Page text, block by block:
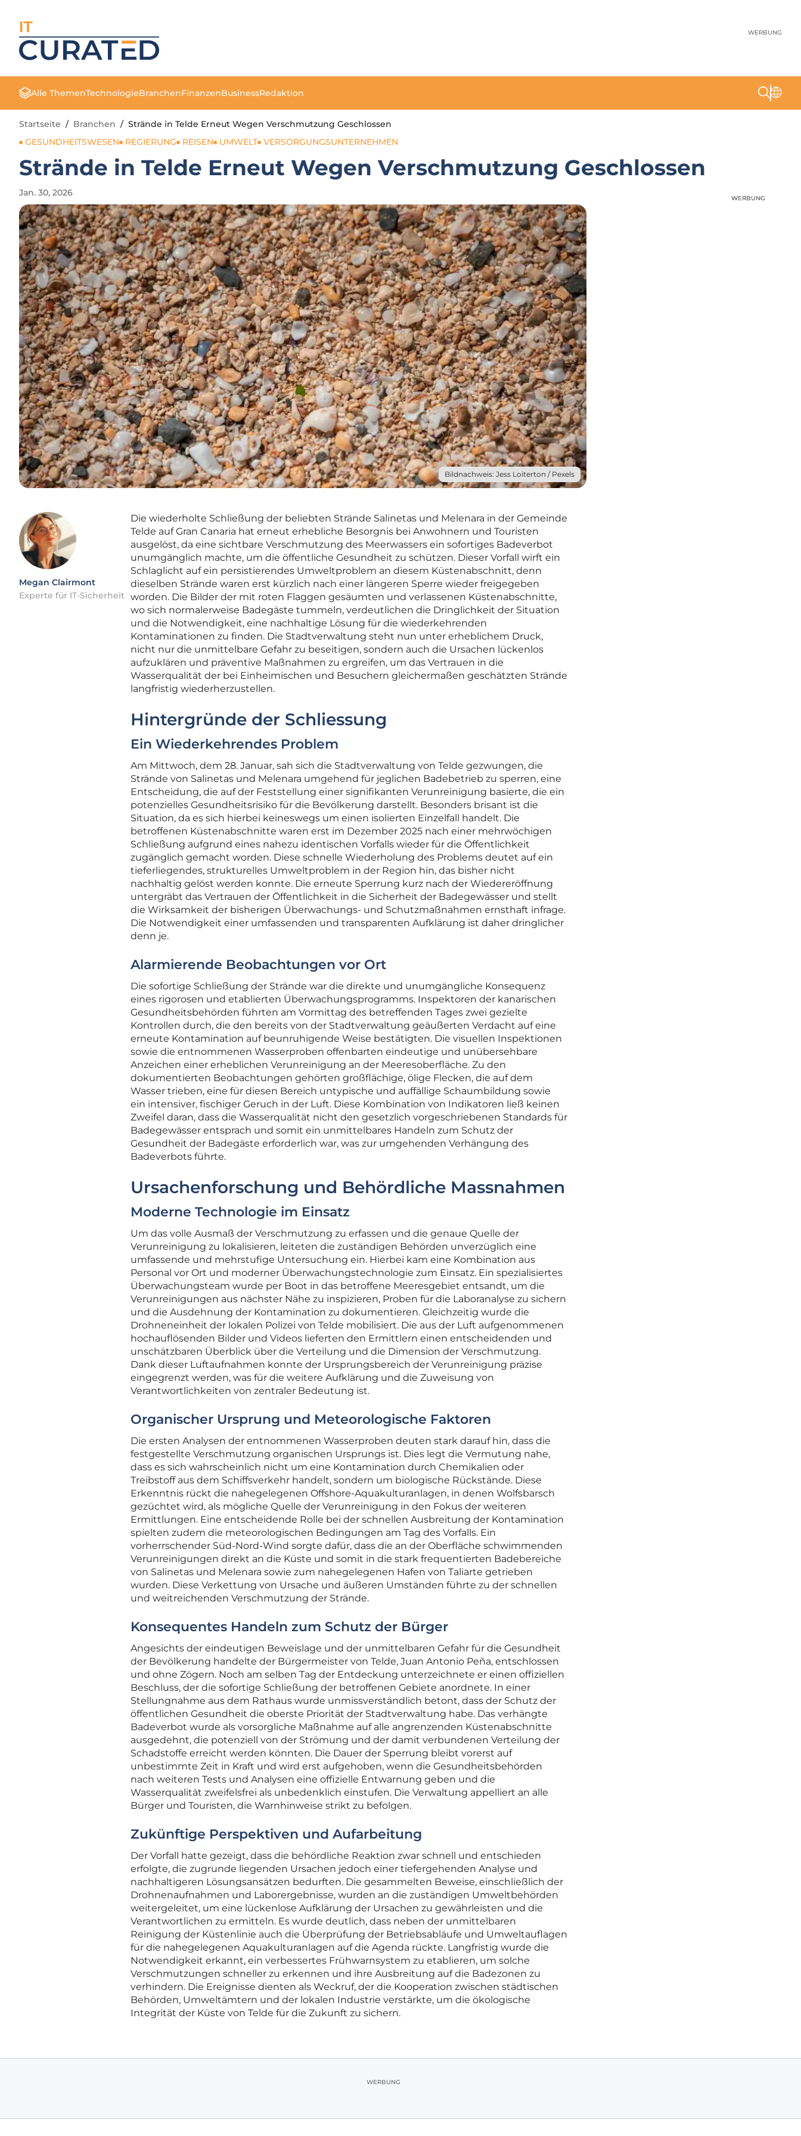
IT WERBUNG
Alle ThemenTechnologieBranchenFinanzenBusinessRedaktion
Startseite / Branchen / Strände in Telde Erneut Wegen Verschmutzung Geschlossen
GESUNDHEITSWESEN
REGIERUNG REISEN UMWELT VERSORGUNGSUNTERNEHMEN
Strände in Telde Erneut Wegen Verschmutzung Geschlossen
Jan. 30, 2026
Bildnachweis: Jess Loiterton / Pexels
Megan Clairmont
Experte für IT-Sicherheit
Die wiederholte Schließung der beliebten Strände Salinetas und Melenara in der Gemeinde
Telde auf Gran Canaria hat erneut erhebliche Besorgnis bei Anwohnern und Touristen
ausgelöst, da eine sichtbare Verschmutzung des Meerwassers ein sofortiges Badeverbot
unumgänglich machte, um die öffentliche Gesundheit zu schützen. Dieser Vorfall wirft ein
Schlaglicht auf ein persistierendes Umweltproblem an diesem Küstenabschnitt, denn
dieselben Strände waren erst kürzlich nach einer längeren Sperre wieder freigegeben
worden. Die Bilder der mit roten Flaggen gesäumten und verlassenen Küstenabschnitte,
wo sich normalerweise Badegäste tummeln, verdeutlichen die Dringlichkeit der Situation
und die Notwendigkeit, eine nachhaltige Lösung für die wiederkehrenden
Kontaminationen zu finden. Die Stadtverwaltung steht nun unter erheblichem Druck,
nicht nur die unmittelbare Gefahr zu beseitigen, sondern auch die Ursachen lückenlos
aufzuklären und präventive Maßnahmen zu ergreifen, um das Vertrauen in die
Wasserqualität der bei Einheimischen und Besuchern gleichermaßen geschätzten Strände
langfristig wiederherzustellen.
Hintergründe der Schliessung
Ein Wiederkehrendes Problem
Am Mittwoch, dem 28. Januar, sah sich die Stadtverwaltung von Telde gezwungen, die
Strände von Salinetas und Melenara umgehend für jeglichen Badebetrieb zu sperren, eine
Entscheidung, die auf der Feststellung einer signifikanten Verunreinigung basierte, die ein
potenzielles Gesundheitsrisiko für die Bevölkerung darstellt. Besonders brisant ist die
Situation, da es sich hierbei keineswegs um einen isolierten Einzelfall handelt. Die
betroffenen Küstenabschnitte waren erst im Dezember 2025 nach einer mehrwöchigen
Schließung aufgrund eines nahezu identischen Vorfalls wieder für die Öffentlichkeit
zugänglich gemacht worden. Diese schnelle Wiederholung des Problems deutet auf ein
tieferliegendes, strukturelles Umweltproblem in der Region hin, das bisher nicht
nachhaltig gelöst werden konnte. Die erneute Sperrung kurz nach der Wiedereröffnung
untergräbt das Vertrauen der Öffentlichkeit in die Sicherheit der Badegewässer und stellt
die Wirksamkeit der bisherigen Überwachungs- und Schutzmaßnahmen ernsthaft infrage.
Die Notwendigkeit einer umfassenden und transparenten Aufklärung ist daher dringlicher
denn je.
Alarmierende Beobachtungen vor Ort
Die sofortige Schließung der Strände war die direkte und unumgängliche Konsequenz
eines rigorosen und etablierten Überwachungsprogramms. Inspektoren der kanarischen
Gesundheitsbehörden führten am Vormittag des betreffenden Tages zwei gezielte
Kontrollen durch, die den bereits von der Stadtverwaltung geäußerten Verdacht auf eine
erneute Kontamination auf beunruhigende Weise bestätigten. Die visuellen Inspektionen
sowie die entnommenen Wasserproben offenbarten eindeutige und unübersehbare
Anzeichen einer erheblichen Verunreinigung an der Meeresoberfläche. Zu den
dokumentierten Beobachtungen gehörten großflächige, ölige Flecken, die auf dem
Wasser trieben, eine für diesen Bereich untypische und auffällige Schaumbildung sowie
ein intensiver, fischiger Geruch in der Luft. Diese Kombination von Indikatoren ließ keinen
Zweifel daran, dass die Wasserqualität nicht den gesetzlich vorgeschriebenen Standards für
Badegewässer entsprach und somit ein unmittelbares Handeln zum Schutz der
Gesundheit der Badegäste erforderlich war, was zur umgehenden Verhängung des
Badeverbots führte.
Ursachenforschung und Behördliche Massnahmen
Moderne Technologie im Einsatz
Um das volle Ausmaß der Verschmutzung zu erfassen und die genaue Quelle der
Verunreinigung zu lokalisieren, leiteten die zuständigen Behörden unverzüglich eine
umfassende und mehrstufige Untersuchung ein. Hierbei kam eine Kombination aus
Personal vor Ort und moderner Überwachungstechnologie zum Einsatz. Ein spezialisiertes
Überwachungsteam wurde per Boot in das betroffene Meeresgebiet entsandt, um die
Verunreinigungen aus nächster Nähe zu inspizieren, Proben für die Laboranalyse zu sichern
und die Ausdehnung der Kontamination zu dokumentieren. Gleichzeitig wurde die
Drohneneinheit der lokalen Polizei von Telde mobilisiert. Die aus der Luft aufgenommenen
hochauflösenden Bilder und Videos lieferten den Ermittlern einen entscheidenden und
unschätzbaren Überblick über die Verteilung und die Dimension der Verschmutzung.
Dank dieser Luftaufnahmen konnte der Ursprungsbereich der Verunreinigung präzise
eingegrenzt werden, was für die weitere Aufklärung und die Zuweisung von
Verantwortlichkeiten von zentraler Bedeutung ist.
Organischer Ursprung und Meteorologische Faktoren
Die ersten Analysen der entnommenen Wasserproben deuten stark darauf hin, dass die
festgestellte Verschmutzung organischen Ursprungs ist. Dies legt die Vermutung nahe,
dass es sich wahrscheinlich nicht um eine Kontamination durch Chemikalien oder
Treibstoff aus dem Schiffsverkehr handelt, sondern um biologische Rückstände. Diese
Erkenntnis rückt die nahegelegenen Offshore-Aquakulturanlagen, in denen Wolfsbarsch
gezüchtet wird, als mögliche Quelle der Verunreinigung in den Fokus der weiteren
Ermittlungen. Eine entscheidende Rolle bei der schnellen Ausbreitung der Kontamination
spielten zudem die meteorologischen Bedingungen am Tag des Vorfalls. Ein
vorherrschender Süd-Nord-Wind sorgte dafür, dass die an der Oberfläche schwimmenden
Verunreinigungen direkt an die Küste und somit in die stark frequentierten Badebereiche
von Salinetas und Melenara sowie zum nahegelegenen Hafen von Taliarte getrieben
wurden. Diese Verkettung von Ursache und äußeren Umständen führte zu der schnellen
und weitreichenden Verschmutzung der Strände.
Konsequentes Handeln zum Schutz der Bürger
Angesichts der eindeutigen Beweislage und der unmittelbaren Gefahr für die Gesundheit
der Bevölkerung handelte der Bürgermeister von Telde, Juan Antonio Peña, entschlossen
und ohne Zögern. Noch am selben Tag der Entdeckung unterzeichnete er einen offiziellen
Beschluss, der die sofortige Schließung der betroffenen Gebiete anordnete. In einer
Stellungnahme aus dem Rathaus wurde unmissverständlich betont, dass der Schutz der
öffentlichen Gesundheit die oberste Priorität der Stadtverwaltung habe. Das verhängte
Badeverbot wurde als vorsorgliche Maßnahme auf alle angrenzenden Küstenabschnitte
ausgedehnt, die potenziell von der Strömung und der damit verbundenen Verteilung der
Schadstoffe erreicht werden könnten. Die Dauer der Sperrung bleibt vorerst auf
unbestimmte Zeit in Kraft und wird erst aufgehoben, wenn die Gesundheitsbehörden
nach weiteren Tests und Analysen eine offizielle Entwarnung geben und die
Wasserqualität zweifelsfrei als unbedenklich einstufen. Die Verwaltung appelliert an alle
Bürger und Touristen, die Warnhinweise strikt zu befolgen.
Zukünftige Perspektiven und Aufarbeitung
Der Vorfall hatte gezeigt, dass die behördliche Reaktion zwar schnell und entschieden
erfolgte, die zugrunde liegenden Ursachen jedoch einer tiefergehenden Analyse und
nachhaltigeren Lösungsansätzen bedurften. Die gesammelten Beweise, einschließlich der
Drohnenaufnahmen und Laborergebnisse, wurden an die zuständigen Umweltbehörden
weitergeleitet, um eine lückenlose Aufklärung der Ursachen zu gewährleisten und die
Verantwortlichen zu ermitteln. Es wurde deutlich, dass neben der unmittelbaren
Reinigung der Küstenlinie auch die Überprüfung der Betriebsabläufe und Umweltauflagen
für die nahegelegenen Aquakulturanlagen auf die Agenda rückte. Langfristig wurde die
Notwendigkeit erkannt, ein verbessertes Frühwarnsystem zu etablieren, um solche
Verschmutzungen schneller zu erkennen und ihre Ausbreitung auf die Badezonen zu
verhindern. Die Ereignisse dienten als Weckruf, der die Kooperation zwischen städtischen
Behörden, Umweltämtern und der lokalen Industrie verstärkte, um die ökologische
Integrität der Küste von Telde für die Zukunft zu sichern.
WERBUNG
WERBUNG
WERBUNG